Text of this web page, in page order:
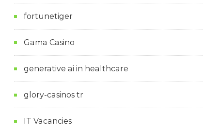
fortunetiger
Gama Casino
generative ai in healthcare
glory-casinos tr
IT Vacancies